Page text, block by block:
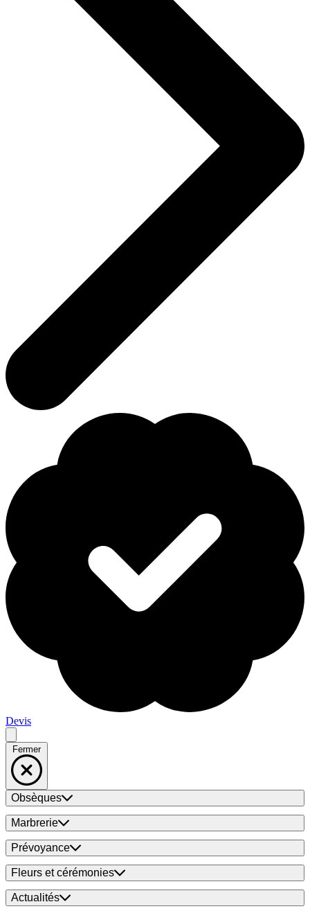
Devis
Fermer
Obsèques
Marbrerie
Prévoyance
Fleurs et cérémonies
Actualités